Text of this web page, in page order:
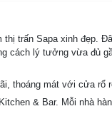
trấn Sapa xinh đẹp.
cách lý tưởng vừa đủ
thoáng mát với cửa
& Bar. Mỗi nhà